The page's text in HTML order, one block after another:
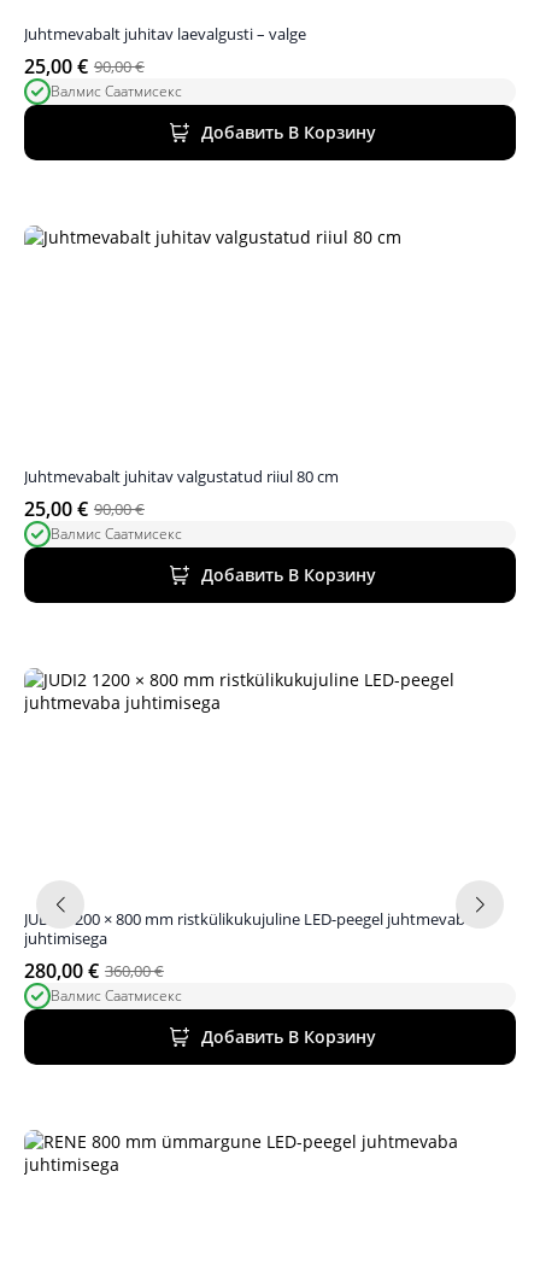
Juhtmevabalt juhitav laevalgusti – valge
90,00€
Первоначальная
цена
была:
90,00 €.
25,00€
Текущая
цена:
25,00 €.
Валмис Саатмисекс
Добавить В Корзину
Juhtmevabalt juhitav valgustatud riiul 80 cm
90,00€
Первоначальная
цена
была:
90,00 €.
25,00€
Текущая
цена:
25,00 €.
Валмис Саатмисекс
Добавить В Корзину
JUDI2 1200 × 800 mm ristkülikukujuline LED-peegel juhtmevaba
juhtimisega
360,00€
Первоначальная
цена
была:
360,00 €.
280,00€
Текущая
цена:
280,00 €.
Валмис Саатмисекс
Добавить В Корзину